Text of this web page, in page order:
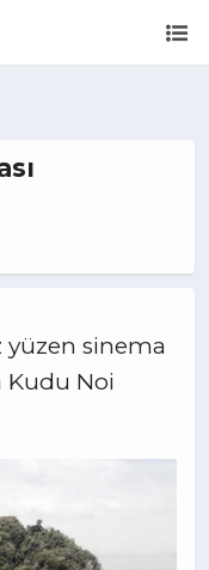
yüzen sinema
Kudu Noi